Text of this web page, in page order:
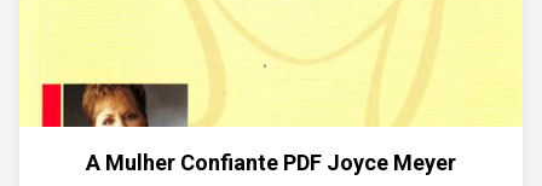
A Mulher Confiante PDF Joyce Meyer